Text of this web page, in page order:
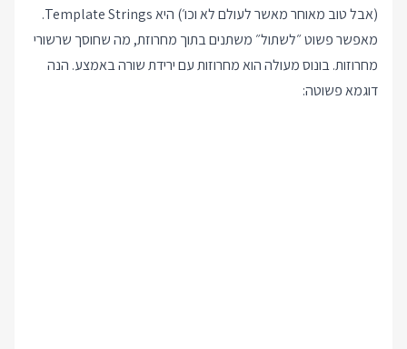
(אבל טוב מאוחר מאשר לעולם לא וכו׳) היא Template Strings.
מאפשר פשוט ״לשתול״ משתנים בתוך מחרוזת, מה שחוסך שרשורי
מחרוזות. בונוס מעולה הוא מחרוזות עם ירידת שורה באמצע. הנה
דוגמא פשוטה: